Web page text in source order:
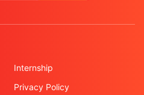
Internship
Privacy Policy